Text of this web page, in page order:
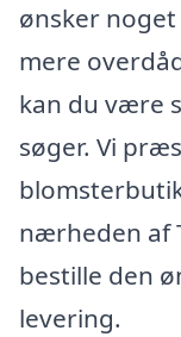
ønsker
mere
kan du være
søger. Vi
nærheden af
bestille den
levering.